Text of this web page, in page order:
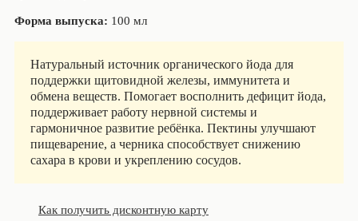
Форма выпуска: 100 мл
Натуральный источник органического йода для
поддержки щитовидной железы, иммунитета и
обмена веществ. Помогает восполнить дефицит йода,
поддерживает работу нервной системы и
гармоничное развитие ребёнка. Пектины улучшают
пищеварение, а черника способствует снижению
сахара в крови и укреплению сосудов.
Как получить дисконтную карту